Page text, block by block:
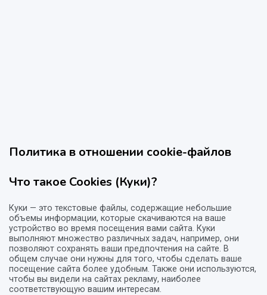
Политика в отношении cookie-файлов
Что такое Cookies (Куки)?
Куки — это текстовые файлы, содержащие небольшие
объемы информации, которые скачиваются на ваше
устройство во время посещения вами сайта. Куки
выполняют множество различных задач, например, они
позволяют сохранять ваши предпочтения на сайте. В
общем случае они нужны для того, чтобы сделать ваше
посещение сайта более удобным. Также они используются,
чтобы вы видели на сайтах рекламу, наиболее
соответствующую вашим интересам.